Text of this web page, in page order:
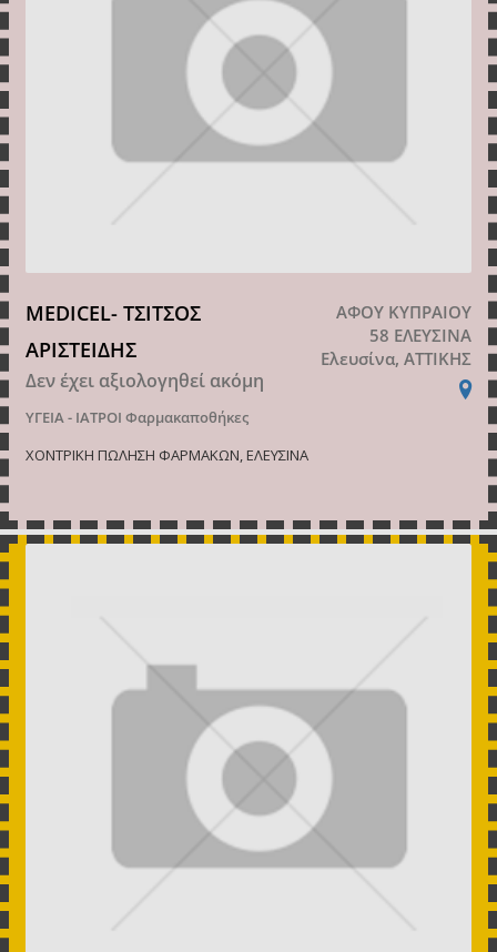
MEDICEL- ΤΣΙΤΣΟΣ
ΑΡΙΣΤΕΙΔΗΣ
Δεν έχει αξιολογηθεί ακόμη
ΥΓΕΙΑ - ΙΑΤΡΟΙ Φαρμακαποθήκες
ΑΦΟΥ ΚΥΠΡΑΙΟΥ
58 ΕΛΕΥΣΙΝΑ
Ελευσίνα, ΑΤΤΙΚΗΣ
ΧΟΝΤΡΙΚΗ ΠΩΛΗΣΗ ΦΑΡΜΑΚΩΝ, ΕΛΕΥΣΙΝΑ